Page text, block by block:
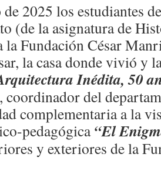
2025 los estudiantes
(de la asignatura de
la Fundación César
la casa donde vivió y
Inédita, 50
del
complementaria a la
pedagógica“El
y exteriores de la